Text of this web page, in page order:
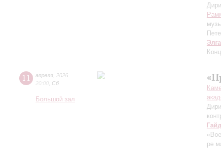
11 апреля 2026
20:00 Сб
Большой зал
ре